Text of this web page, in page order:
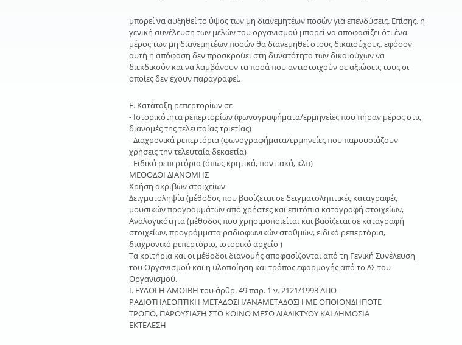
μπορεί να αυξηθεί το ύψος των μη διανεμητέων ποσών για επενδύσεις. Επίσης, η
γενική συνέλευση των μελών του οργανισμού μπορεί να αποφασίζει ότι ένα
μέρος των μη διανεμητέων ποσών θα διανεμηθεί στους δικαιούχους, εφόσον
αυτή η απόφαση δεν προσκρούει στη δυνατότητα των δικαιούχων να
διεκδικούν και να λαμβάνουν τα ποσά που αντιστοιχούν σε αξιώσεις τους οι
οποίες δεν έχουν παραγραφεί.
Ε. Κατάταξη ρεπερτορίων σε
- Ιστορικότητα ρεπερτορίων (φωνογραφήματα/ερμηνείες που πήραν μέρος στις
διανομές της τελευταίας τριετίας)
- Διαχρονικά ρεπερτόρια (φωνογραφήματα/ερμηνείες που παρουσιάζουν
χρήσεις την τελευταία δεκαετία)
- Ειδικά ρεπερτόρια (όπως κρητικά, ποντιακά, κλπ)
ΜΕΘΟΔΟΙ ΔΙΑΝΟΜΗΣ
Χρήση ακριβών στοιχείων
Δειγματοληψία (µέθοδος που βασίζεται σε δειγµατοληπτικές καταγραφές
μουσικών προγραµµάτων από χρήστες και επιτόπια καταγραφή στοιχείων,
Αναλογικότητα (µέθοδος που χρησιµοποιείται και βασίζεται σε καταγραφή
στοιχείων, προγράµµατα ραδιοφωνικών σταθµών, ειδικά ρεπερτόρια,
διαχρονικό ρεπερτόριο, ιστορικό αρχείο )
Τα κριτήρια και οι μέθοδοι διανομής αποφασίζονται από τη Γενική Συνέλευση
του Οργανισμού και η υλοποίηση και τρόπος εφαρμογής από το ΔΣ του
Οργανισμού.
Ι. ΕΥΛΟΓΗ ΑΜΟΙΒΗ του άρθρ. 49 παρ. 1 ν. 2121/1993 ΑΠΟ
ΡΑΔΙΟΤΗΛΕΟΠΤΙΚΗ ΜΕΤΑΔΟΣΗ/ΑΝΑΜΕΤΑΔΟΣΗ ΜΕ ΟΠΟΙΟΝΔΗΠΟΤΕ
ΤΡΟΠΟ, ΠΑΡΟΥΣΙΑΣΗ ΣΤΟ ΚΟΙΝΟ ΜΕΣΩ ΔΙΑΔΙΚΤΥΟΥ ΚΑΙ ΔΗΜΟΣΙΑ
ΕΚΤΕΛΕΣΗ